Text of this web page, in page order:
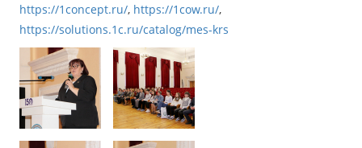
https://1concept.ru/, https://1cow.ru/,
https://solutions.1c.ru/catalog/mes-krs